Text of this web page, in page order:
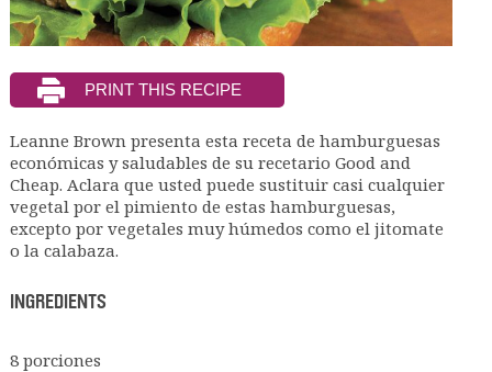
Leanne Brown presenta esta receta de hamburguesas
económicas y saludables de su recetario Good and
Cheap. Aclara que usted puede sustituir casi cualquier
vegetal por el pimiento de estas hamburguesas,
excepto por vegetales muy húmedos como el jitomate
o la calabaza.
INGREDIENTS
8 porciones